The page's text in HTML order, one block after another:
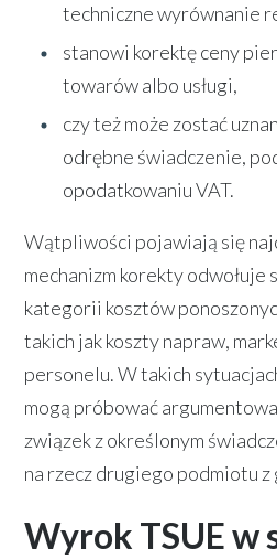
techniczne wyrównanie
stanowi korektę ceny
towarów albo usługi,
czy też może zostać
odrębne świadczenie,
opodatkowaniu VAT.
Wątpliwości pojawiają się
mechanizm korekty odwołuje
kategorii kosztów
takich jak koszty napraw,
personelu. W takich
mogą próbować
związek z określonym
na rzecz drugiego podmiotu z
Wyrok TSUE w